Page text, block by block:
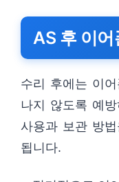
AS 후 이어
수리 후에는 이
나지 않도록 예
사용과 보관 방
됩니다.